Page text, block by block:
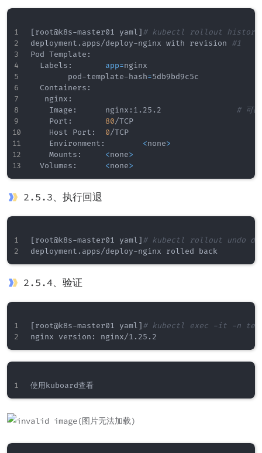
[root@k8s-master01 yaml] # kubectl rollout history
deployment.apps/deploy-nginx with revision #1
Pod Template:
  Labels:
app=nginx
        pod-template-hash
=5db9bd9c5c
  Containers:
   nginx:
    Image:      nginx:1.25.2
# 可以
    Port:
80/TCP
    Host Port:
0/TCP
    Environment:
<none>
    Mounts:
<none>
  Volumes:
<none>
2.5.3、执行回退
[root@k8s-master01 yaml] # kubectl rollout undo
2.5.4、验证
[root@k8s-master01 yaml] # kubectl exec -it -n test